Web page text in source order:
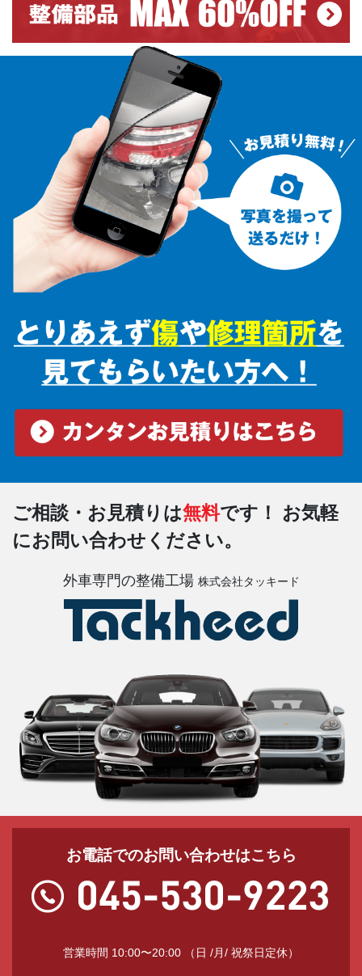
ご相談・お見積りは無料です！
お気軽
にお問い合わせください。
外車専門の整備工場 株式会社タッキード
お電話でのお問い合わせはこちら
営業時間 10:00〜20:00 （日 /月/ 祝祭日定休）